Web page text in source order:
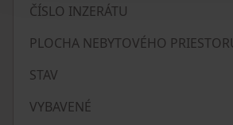
ČÍSLO INZERÁTU
PLOCHA NEBYTOVÉHO
STAV
VYBAVENÉ